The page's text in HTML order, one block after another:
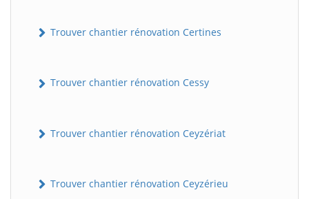
Trouver chantier rénovation Certines
Trouver chantier rénovation Cessy
Trouver chantier rénovation Ceyzériat
Trouver chantier rénovation Ceyzérieu